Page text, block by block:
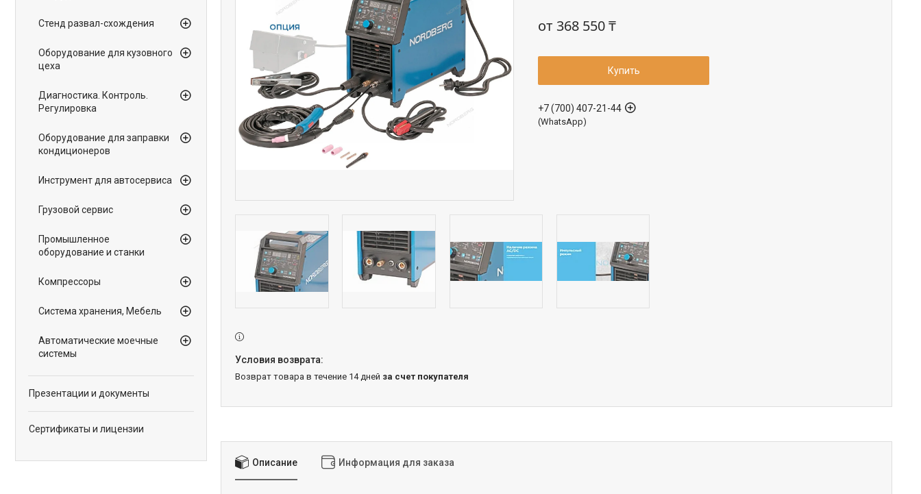
от 368 550 ₸
Купить
+7 (700) 407-21-44
(WhatsApp)
возврат товара в течение 14 дней за счет покупателя
Описание Информация для заказа
Стенд развал-схождения
Оборудование для кузовного
цеха
Диагностика. Контроль.
Регулировка
Оборудование для заправки
кондиционеров
Инструмент для автосервиса
Грузовой сервис
Промышленное
оборудование и станки
Компрессоры
Система хранения, Мебель
Автоматические моечные
системы
Презентации и документы
Сертификаты и лицензии